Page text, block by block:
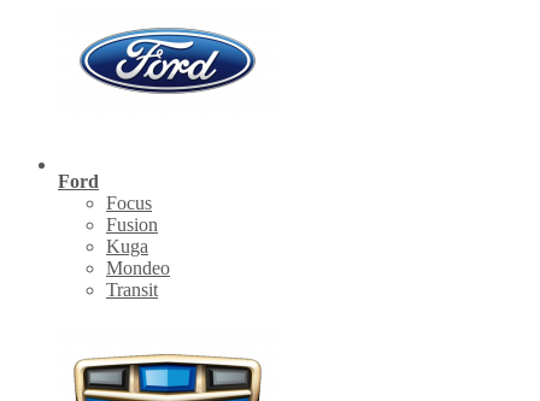
Ford
Focus
Fusion
Kuga
Mondeo
Transit